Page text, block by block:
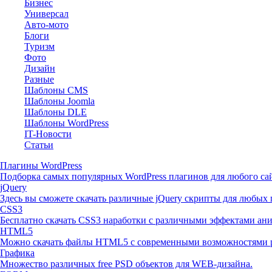
Бизнес
Универсал
Авто-мото
Блоги
Туризм
Фото
Дизайн
Разные
Шаблоны CMS
Шаблоны Joomla
Шаблоны DLE
Шаблоны WordPress
IT-Новости
Статьи
Плагины WordPress
Подборка самых популярных WordPress плагинов для любого
jQuery
Здесь вы сможете скачать различные jQuery скрипты для любых
CSS3
Бесплатно скачать CSS3 наработки с различными эффектами
HTML5
Можно скачать файлы HTML5 с современными возможностями
Графика
Множество различных free PSD объектов для WEB-дизайна.